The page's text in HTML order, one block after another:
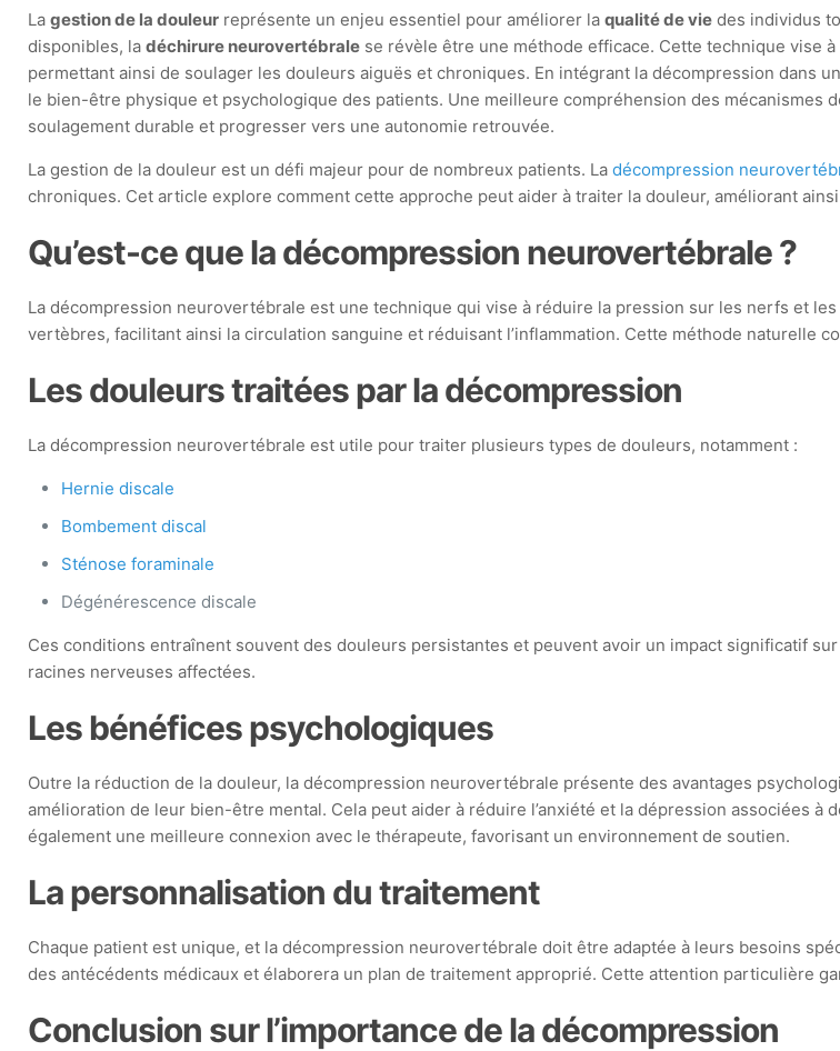
Lagestion de la douleur représente un enjeu essentiel pour améliorer laqualité de vie des individus
disponibles, ladéchirure neurovertébrale se révèle être une méthode efficace. Cette technique vise à
permettant ainsi de soulager les douleurs aiguës et chroniques. En intégrant la décompression dans
le bien-être physique et psychologique des patients. Une meilleure compréhension des
soulagement durable et progresser vers une autonomie retrouvée.
La gestion de la douleur est un défi majeur pour de nombreux patients. Ladécompression
chroniques. Cet article explore comment cette approche peut aider à traiter la douleur, améliorant
Qu’est-ce que la décompression neurovertébrale ?
La décompression neurovertébrale est une technique qui vise à réduire la pression sur les nerfs et
vertèbres, facilitant ainsi la circulation sanguine et réduisant l’inflammation. Cette méthode naturelle
Les douleurs traitées par la décompression
La décompression neurovertébrale est utile pour traiter plusieurs types de douleurs, notamment :
Hernie discale
Bombement discal
Sténose foraminale
Dégénérescence discale
Ces conditions entraînent souvent des douleurs persistantes et peuvent avoir un impact significatif
racines nerveuses affectées.
Les bénéfices psychologiques
Outre la réduction de la douleur, la décompression neurovertébrale présente des avantages
amélioration de leur bien-être mental. Cela peut aider à réduire l’anxiété et la dépression associées
également une meilleure connexion avec le thérapeute, favorisant un environnement de soutien.
La personnalisation du traitement
Chaque patient est unique, et la décompression neurovertébrale doit être adaptée à leurs besoins
des antécédents médicaux et élaborera un plan de traitement approprié. Cette attention particulière
Conclusion sur l’importance de la décompression